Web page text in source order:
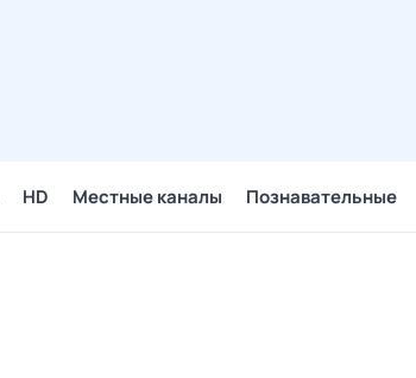
HD Местные каналы Познавательные